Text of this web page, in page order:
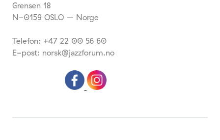
Grensen 18
N-0159 OSLO – Norge
Telefon: +47 22 00 56 60
E-post: norsk@jazzforum.no